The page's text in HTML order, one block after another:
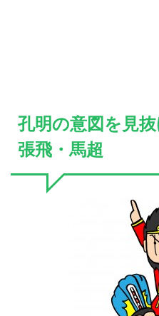
孔明の意図を見
張飛・馬超